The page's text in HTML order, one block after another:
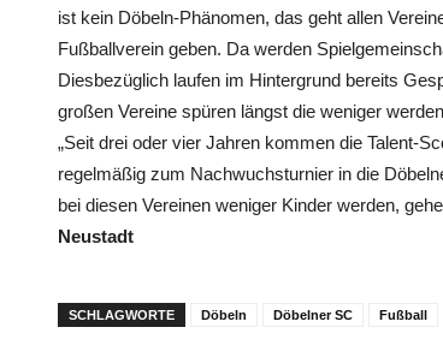
ist kein Döbeln-Phänomen, das geht allen
Fußballverein geben. Da werden
Diesbezüglich laufen im Hintergrund bereits
großen Vereine spüren längst die weniger
„Seit drei oder vier Jahren kommen die Talent-
regelmäßig zum Nachwuchsturnier in die
bei diesen Vereinen weniger Kinder werden,
Neustadt
SCHLAGWORTE Döbeln Döbelner SC Fußball